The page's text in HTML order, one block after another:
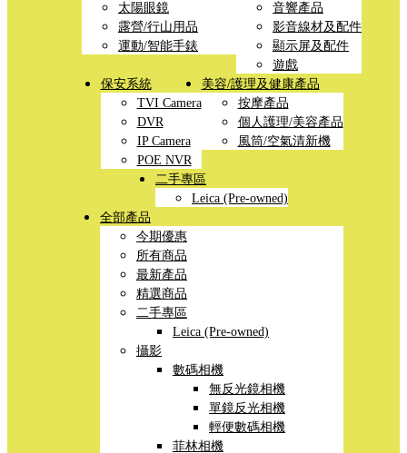
太陽眼鏡
露營/行山用品
運動/智能手錶
音響產品
影音線材及配件
顯示屏及配件
遊戲
保安系統
TVI Camera
DVR
IP Camera
POE NVR
美容/護理及健康產品
按摩產品
個人護理/美容產品
風筒/空氣清新機
二手專區
Leica (Pre-owned)
全部產品
今期優惠
所有商品
最新產品
精選商品
二手專區
Leica (Pre-owned)
攝影
數碼相機
無反光鏡相機
單鏡反光相機
輕便數碼相機
菲林相機